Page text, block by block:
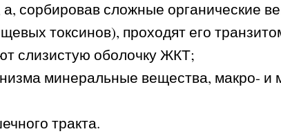
сорбировав сложные органические
токсинов), проходят его
слизистую оболочку ЖКТ;
минеральные вещества, макро- и
тракта.